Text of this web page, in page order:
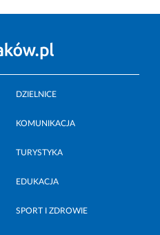
DZIELNICE
KOMUNIKACJA
TURYSTYKA
EDUKACJA
SPORT I ZDROWIE